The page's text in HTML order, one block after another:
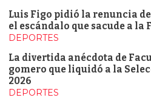
Luis Figo pidió la renuncia
el escándalo que sacude a la
DEPORTES
La divertida anécdota de
gomero que liquidó a la
2026
DEPORTES